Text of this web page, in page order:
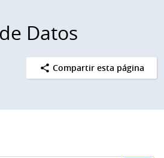
Datos
Compartir esta página